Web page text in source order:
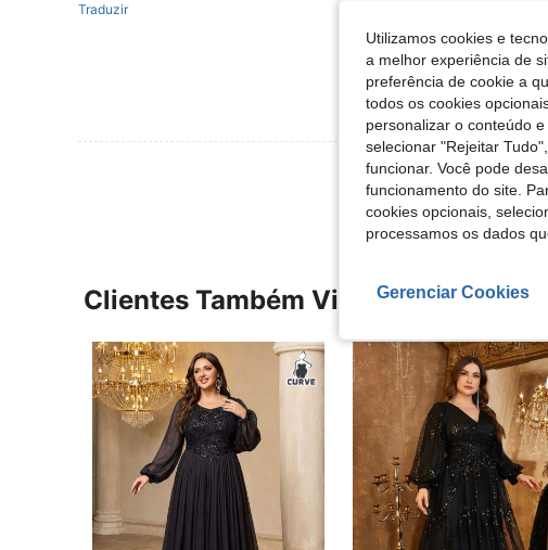
Traduzir
Ver Mais Avaliações
Clientes Também Visitaram
Utilizamos cookies e
a melhor experiência de
preferência de cookie a
todos os cookies
personalizar o conteúdo
selecionar "Rejeitar
funcionar. Você pode
funcionamento do site.
cookies opcionais,
processamos os dados
Gerenciar Cookies